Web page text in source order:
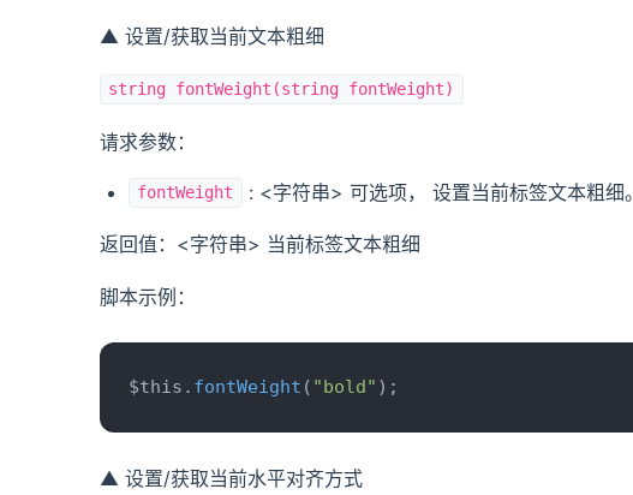
▲ 设置/获取当前文本粗细
string fontWeight(string fontWeight)
请求参数：
fontWeight : <字符串> 可选项， 设置当前标签文本粗细。
返回值：<字符串> 当前标签文本粗细
脚本示例：
$this. fontWeight ( "bold" );
▲ 设置/获取当前水平对齐方式